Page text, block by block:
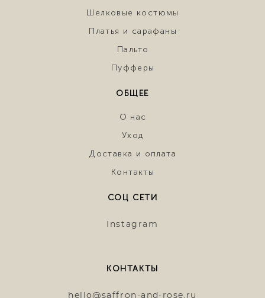
Шелковые костюмы
Платья и сарафаны
Пальто
Пуфферы
ОБЩЕЕ
О нас
Уход
Доставка и оплата
Контакты
СОЦ СЕТИ
Instagram
КОНТАКТЫ
hello@saffron-and-rose.ru